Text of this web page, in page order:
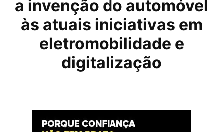
a invenção do automóvel
às atuais iniciativas em
eletromobilidade e
digitalização